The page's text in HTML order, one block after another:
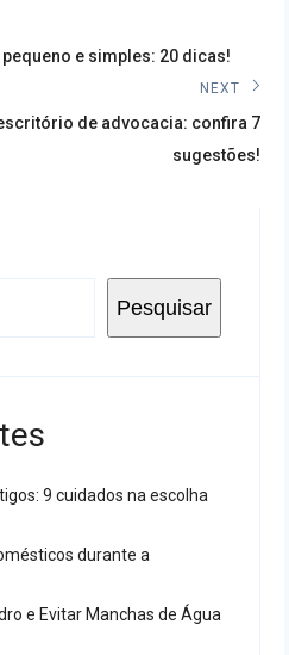
e simples: 20 dicas!
NEXT
de advocacia: confira 7
sugestões!
Pesquisar
9 cuidados na escolha
durante a
e Evitar Manchas de Água